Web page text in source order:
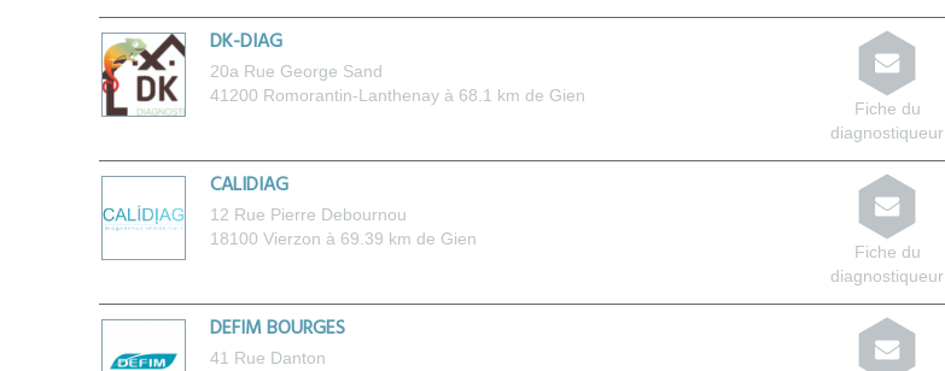
DK-DIAG
20a Rue George Sand
41200 Romorantin-Lanthenay à 68.1 km de Gien
Fiche du
diagnostiqueur
CALIDIAG
12 Rue Pierre Debournou
18100 Vierzon à 69.39 km de Gien
Fiche du
diagnostiqueur
DEFIM BOURGES
41 Rue Danton